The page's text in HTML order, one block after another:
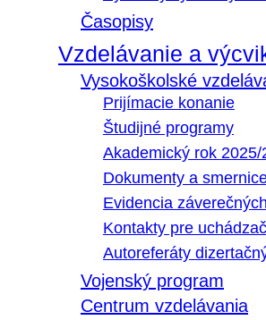
Časopisy
Vzdelávanie a
Vysokoškolské
Prijímacie konanie
Študijné programy
Akademický rok 2025/
Dokumenty a
Evidencia
Kontakty pre
Autoreferáty
Vojenský program
Centrum vzdelávania